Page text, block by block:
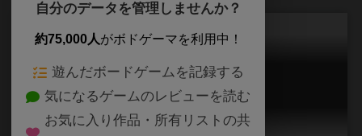
チームアップ！
Team UP!
自分のデータを管理しませんか？
約75,000人がボドゲーマを利用中！
遊んだボードゲームを記録する
気になるゲームのレビューを読む
お気に入り作品・所有リストの共